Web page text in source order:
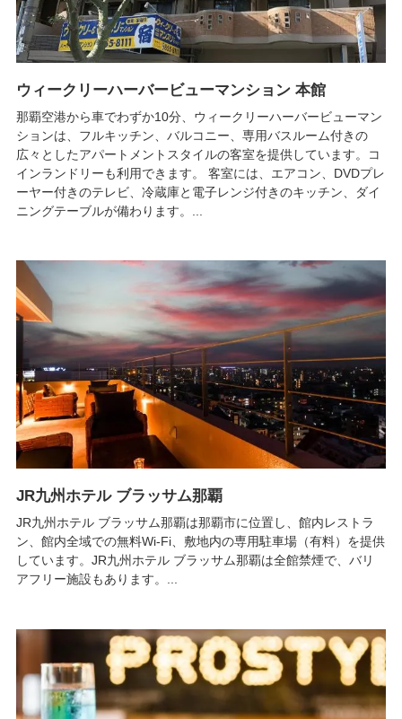
ウィークリーハーバービューマンション 本館
那覇空港から車でわずか10分、ウィークリーハーバービューマン
ションは、フルキッチン、バルコニー、専用バスルーム付きの
広々としたアパートメントスタイルの客室を提供しています。コ
インランドリーも利用できます。 客室には、エアコン、DVDプレ
ーヤー付きのテレビ、冷蔵庫と電子レンジ付きのキッチン、ダイ
ニングテーブルが備わります。...
JR九州ホテル ブラッサム那覇
JR九州ホテル ブラッサム那覇は那覇市に位置し、館内レストラ
ン、館内全域での無料Wi-Fi、敷地内の専用駐車場（有料）を提供
しています。JR九州ホテル ブラッサム那覇は全館禁煙で、バリ
アフリー施設もあります。...